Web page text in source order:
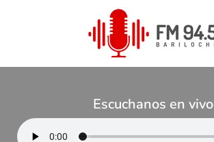
Escuchanos en vivo